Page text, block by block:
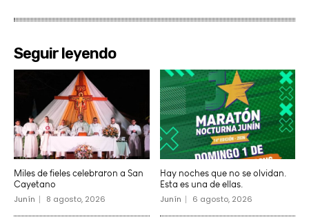
Seguir leyendo
Miles de fieles celebraron a San
Cayetano
Junín 8 agosto, 2026
Hay noches que no se olvidan.
Esta es una de ellas.
Junín 6 agosto, 2026